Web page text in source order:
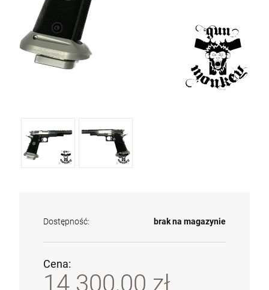
Dostępność: brak na magazynie
Cena:
14 300,00 zł